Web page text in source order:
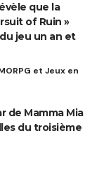
que la
of Ruin »
jeu un an et
et Jeux en
de Mamma Mia
du troisième